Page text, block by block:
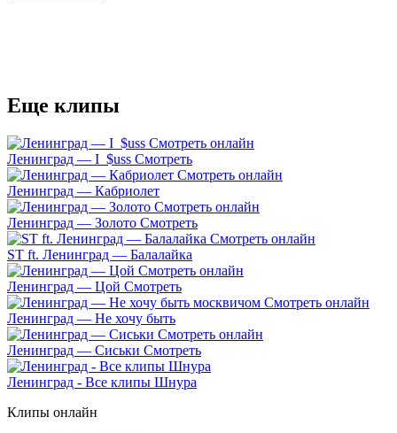
Еще клипы
Ленинград — I_$uss Смотреть
Ленинград — Кабриолет
Ленинград — Золото Смотреть
ST ft. Ленинград — Балалайка
Ленинград — Цой Смотреть
Ленинград — Не хочу быть
Ленинград — Сиськи Смотреть
Ленинград - Все клипы Шнура
Клипы онлайн